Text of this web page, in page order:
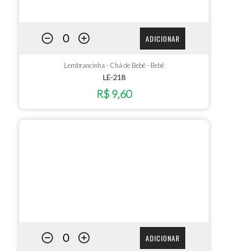
ADICIONAR
Lembrancinha - Chá de Bebê - Bebê
LE-218
R$ 9,60
ADICIONAR